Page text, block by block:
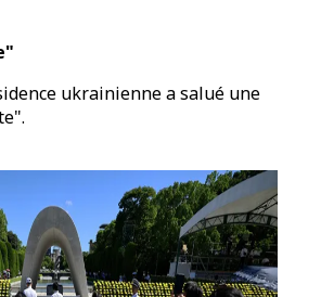
ukrainienne a salué une